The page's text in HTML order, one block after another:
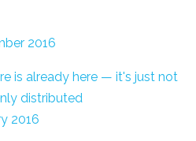
2016
is already here — it's just not
distributed
2016